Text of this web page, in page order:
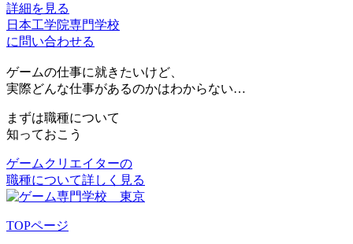
詳細を見る
日本工学院専門学校
に問い合わせる
ゲームの仕事に就きたいけど、
実際どんな仕事があるのかはわからない…
まずは職種について
知っておこう
ゲームクリエイターの
職種について詳しく見る
TOPページ